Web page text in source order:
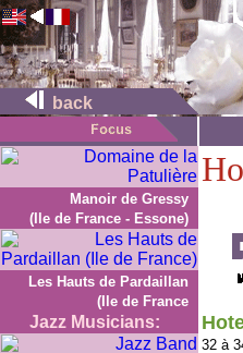
back
Manoir de Gressy
(Ile de France - Essone)
Les Hauts de Pardaillan
(Ile de France
Jazz Musicians:
32 à